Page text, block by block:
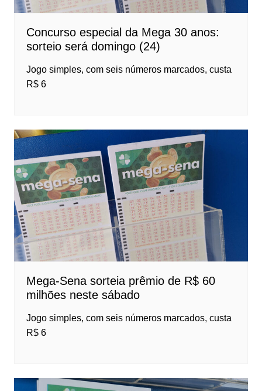
Concurso especial da Mega 30 anos:
sorteio será domingo (24)
Jogo simples, com seis números marcados, custa
R$ 6
Mega-Sena sorteia prêmio de R$ 60
milhões neste sábado
Jogo simples, com seis números marcados, custa
R$ 6